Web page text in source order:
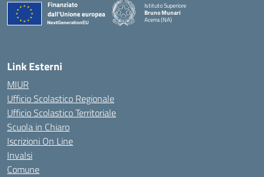
Istituto Superiore
Bruno Munari
Acerra (NA)
Link Esterni
MIUR
Ufficio Scolastico Regionale
Ufficio Scolastico Territoriale
Scuola in Chiaro
Iscrizioni On Line
Invalsi
Comune